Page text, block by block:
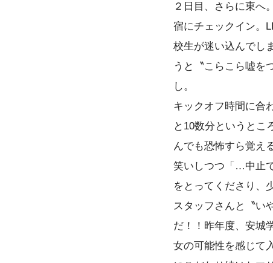
２日目、さらに東へ
宿にチェックイン。
校生が迷い込んでし
うと〝こらこら嘘を
し。
キックオフ時間に合
と10数分というとこ
んでも恐怖すら覚え
笑いしつつ「…中止
をとってくださり、
スタッフさんと〝い
だ！！昨年度、安城
女の可能性を感じて